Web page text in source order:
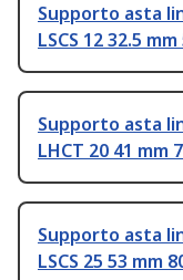
Supporto asta
LSCS 12 32.5
Supporto asta
LHCT 20 41 mm
Supporto asta
LSCS 25 53 mm